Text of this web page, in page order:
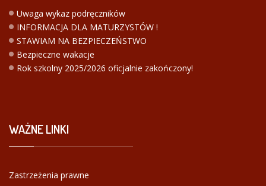
Uwaga wykaz podręczników
INFORMACJA DLA MATURZYSTÓW !
STAWIAM NA BEZPIECZEŃSTWO
Bezpieczne wakacje
Rok szkolny 2025/2026 oficjalnie zakończony!
WAŻNELINKI
Zastrzeżenia prawne